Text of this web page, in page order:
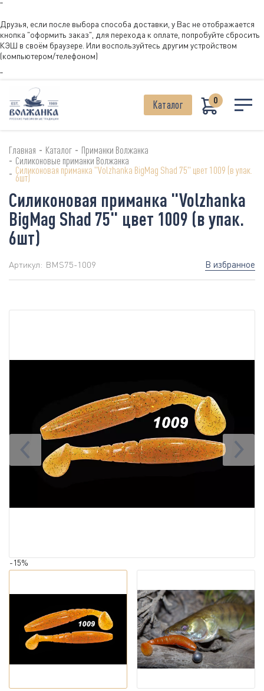
"
Друзья, если после выбора способа доставки, у Вас не отображается
кнопка "оформить заказ", для перехода к оплате, попробуйте сбросить
КЭШ в своём браузере. Или воспользуйтесь другим устройством
(компьютером/телефоном)
"
Каталог 0
Главная - Каталог - Приманки Волжанка
- Силиконовые приманки Волжанка
- Силиконовая приманка "Volzhanka BigMag Shad 75" цвет 1009 (в упак.
6шт)
Силиконовая приманка "Volzhanka
BigMag Shad 75" цвет 1009 (в упак.
6шт)
Артикул: BMS75-1009 В избранное
-15%